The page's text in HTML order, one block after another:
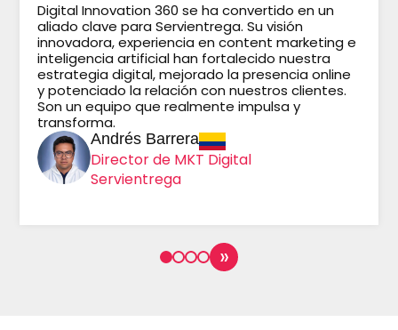
Digital Innovation 360 se ha convertido en un
aliado clave para Servientrega. Su visión
innovadora, experiencia en content marketing e
inteligencia artificial han fortalecido nuestra
estrategia digital, mejorado la presencia online
y potenciado la relación con nuestros clientes.
Son un equipo que realmente impulsa y
transforma.
Andrés Barrera
Director de MKT Digital
Servientrega
»